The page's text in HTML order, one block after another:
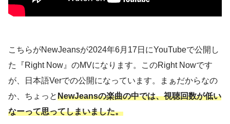
こちらがNewJeansが2024年6月17日にYouTubeで公開し
た『Right Now』のMVになります。このRight Nowです
が、日本語Verでの公開になっています。まぁだからなの
か、ちょっとNewJeansの楽曲の中では、視聴回数が低い
なーって思ってしまいました。